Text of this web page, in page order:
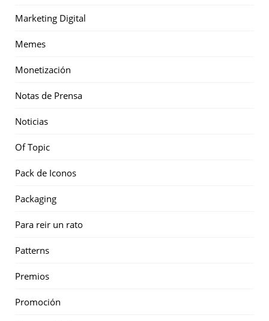
Marketing Digital
Memes
Monetización
Notas de Prensa
Noticias
Of Topic
Pack de Iconos
Packaging
Para reir un rato
Patterns
Premios
Promoción